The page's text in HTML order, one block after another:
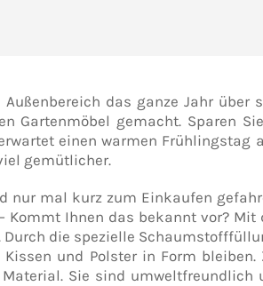
das ganze Jahr über
Gartenmöbel gemacht. Sparen
einen warmen Frühlingstag
gemütlicher.
nur mal kurz zum Einkaufen
Kommt Ihnen das bekannt vor? Mit
Durch die spezielle
und Polster in Form
Sie sind umweltfreundlich